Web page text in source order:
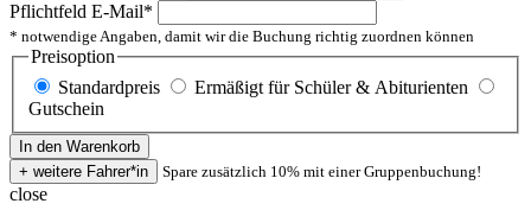
Pflichtfeld E-Mail*
* notwendige Angaben, damit wir die Buchung richtig zuordnen können
Preisoption
Standardpreis
Ermäßigt für Schüler & Abiturienten
Gutschein
Spare zusätzlich 10% mit einer Gruppenbuchung!
close